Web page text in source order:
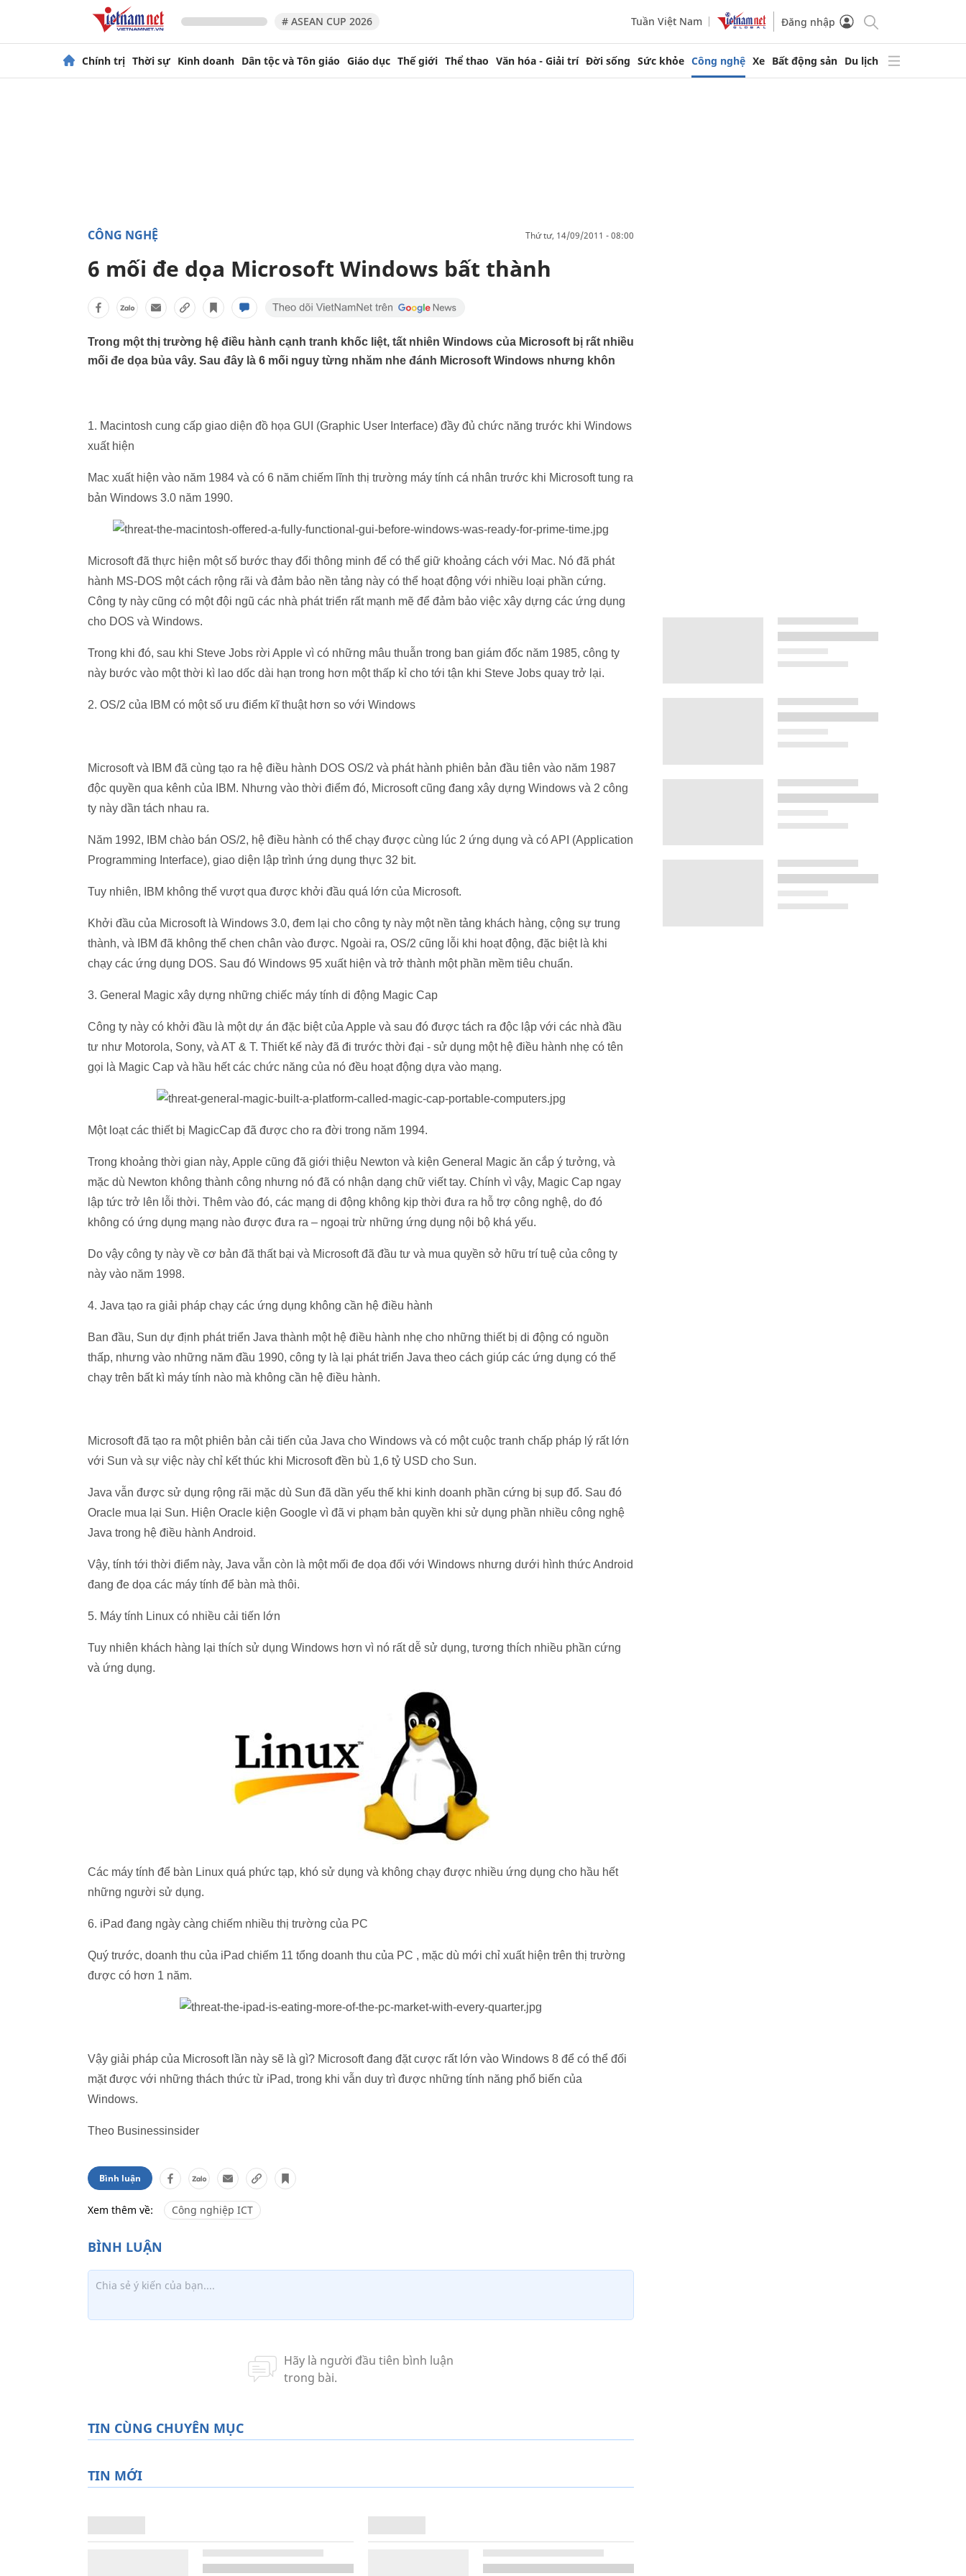
# ASEAN CUP 2026 Tuần Việt Nam Đăng nhập
Chính trị Thời sự Kinh doanh Dân tộc và Tôn giáo Giáo dục Thế giới Thể thao Văn hóa - Giải trí Đời sống Sức khỏe Công nghệ Xe Bất động sản Du lịch
CÔNG NGHỆ thứ tư, 14/09/2011 - 08:00
6 mối đe dọa Microsoft Windows bất thành
Trong một thị trường hệ điều hành cạnh tranh khốc liệt, tất nhiên Windows của Microsoft bị rất nhiều
mối đe dọa bủa vây. Sau đây là 6 mối nguy từng nhăm nhe đánh Microsoft Windows nhưng khôn
1. Macintosh cung cấp giao diện đồ họa GUI (Graphic User Interface) đầy đủ chức năng trước khi Windows
xuất hiện
Mac xuất hiện vào năm 1984 và có 6 năm chiếm lĩnh thị trường máy tính cá nhân trước khi Microsoft tung ra
bản Windows 3.0 năm 1990.
Microsoft đã thực hiện một số bước thay đổi thông minh để có thể giữ khoảng cách với Mac. Nó đã phát
hành MS-DOS một cách rộng rãi và đảm bảo nền tảng này có thể hoạt động với nhiều loại phần cứng.
Công ty này cũng có một đội ngũ các nhà phát triển rất mạnh mẽ để đảm bảo việc xây dựng các ứng dụng
cho DOS và Windows.
Trong khi đó, sau khi Steve Jobs rời Apple vì có những mâu thuẫn trong ban giám đốc năm 1985, công ty
này bước vào một thời kì lao dốc dài hạn trong hơn một thấp kỉ cho tới tận khi Steve Jobs quay trở lại.
2. OS/2 của IBM có một số ưu điểm kĩ thuật hơn so với Windows
Microsoft và IBM đã cùng tạo ra hệ điều hành DOS OS/2 và phát hành phiên bản đầu tiên vào năm 1987
độc quyền qua kênh của IBM. Nhưng vào thời điểm đó, Microsoft cũng đang xây dựng Windows và 2 công
ty này dần tách nhau ra.
Năm 1992, IBM chào bán OS/2, hệ điều hành có thể chạy được cùng lúc 2 ứng dụng và có API (Application
Programming Interface), giao diện lập trình ứng dụng thực 32 bit.
Tuy nhiên, IBM không thể vượt qua được khởi đầu quá lớn của Microsoft.
Khởi đầu của Microsoft là Windows 3.0, đem lại cho công ty này một nền tảng khách hàng, cộng sự trung
thành, và IBM đã không thể chen chân vào được. Ngoài ra, OS/2 cũng lỗi khi hoạt động, đặc biệt là khi
chạy các ứng dụng DOS. Sau đó Windows 95 xuất hiện và trở thành một phần mềm tiêu chuẩn.
3. General Magic xây dựng những chiếc máy tính di động Magic Cap
Công ty này có khởi đầu là một dự án đặc biệt của Apple và sau đó được tách ra độc lập với các nhà đầu
tư như Motorola, Sony, và AT & T. Thiết kế này đã đi trước thời đại - sử dụng một hệ điều hành nhẹ có tên
gọi là Magic Cap và hầu hết các chức năng của nó đều hoạt động dựa vào mạng.
Một loạt các thiết bị MagicCap đã được cho ra đời trong năm 1994.
Trong khoảng thời gian này, Apple cũng đã giới thiệu Newton và kiện General Magic ăn cắp ý tưởng, và
mặc dù Newton không thành công nhưng nó đã có nhận dạng chữ viết tay. Chính vì vậy, Magic Cap ngay
lập tức trở lên lỗi thời. Thêm vào đó, các mạng di động không kịp thời đưa ra hỗ trợ công nghệ, do đó
không có ứng dụng mạng nào được đưa ra – ngoại trừ những ứng dụng nội bộ khá yếu.
Do vậy công ty này về cơ bản đã thất bại và Microsoft đã đầu tư và mua quyền sở hữu trí tuệ của công ty
này vào năm 1998.
4. Java tạo ra giải pháp chạy các ứng dụng không cần hệ điều hành
Ban đầu, Sun dự định phát triển Java thành một hệ điều hành nhẹ cho những thiết bị di động có nguồn
thấp, nhưng vào những năm đầu 1990, công ty là lại phát triển Java theo cách giúp các ứng dụng có thể
chạy trên bất kì máy tính nào mà không cần hệ điều hành.
Microsoft đã tạo ra một phiên bản cải tiến của Java cho Windows và có một cuộc tranh chấp pháp lý rất lớn
với Sun và sự việc này chỉ kết thúc khi Microsoft đền bù 1,6 tỷ USD cho Sun.
Java vẫn được sử dụng rộng rãi mặc dù Sun đã dần yếu thế khi kinh doanh phần cứng bị sụp đổ. Sau đó
Oracle mua lại Sun. Hiện Oracle kiện Google vì đã vi phạm bản quyền khi sử dụng phần nhiều công nghệ
Java trong hệ điều hành Android.
Vậy, tính tới thời điểm này, Java vẫn còn là một mối đe dọa đối với Windows nhưng dưới hình thức Android
đang đe dọa các máy tính để bàn mà thôi.
5. Máy tính Linux có nhiều cải tiến lớn
Tuy nhiên khách hàng lại thích sử dụng Windows hơn vì nó rất dễ sử dụng, tương thích nhiều phần cứng
và ứng dụng.
Các máy tính để bàn Linux quá phức tạp, khó sử dụng và không chạy được nhiều ứng dụng cho hầu hết
những người sử dụng.
6. iPad đang ngày càng chiếm nhiều thị trường của PC
Quý trước, doanh thu của iPad chiếm 11 tổng doanh thu của PC , mặc dù mới chỉ xuất hiện trên thị trường
được có hơn 1 năm.
Vậy giải pháp của Microsoft lần này sẽ là gì? Microsoft đang đặt cược rất lớn vào Windows 8 để có thể đối
mặt được với những thách thức từ iPad, trong khi vẫn duy trì được những tính năng phổ biến của
Windows.
Theo Businessinsider
Bình luận
Xem thêm về: Công nghiệp ICT
TIN CÙNG CHUYÊN MỤC
TIN MỚI